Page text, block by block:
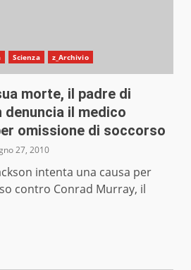
Scienza z_Archivio
morte, il padre di
il medico
omissione di soccorso
27, 2010
intenta una causa per
contro Conrad Murray, il